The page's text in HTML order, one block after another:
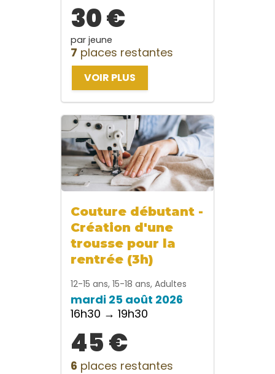
30 €
par jeune
7 places restantes
VOIR PLUS
Couture débutant -
Création d'une
trousse pour la
rentrée (3h)
12-15 ans, 15-18 ans, Adultes
mardi 25 août 2026
16h30 → 19h30
45 €
6 places restantes